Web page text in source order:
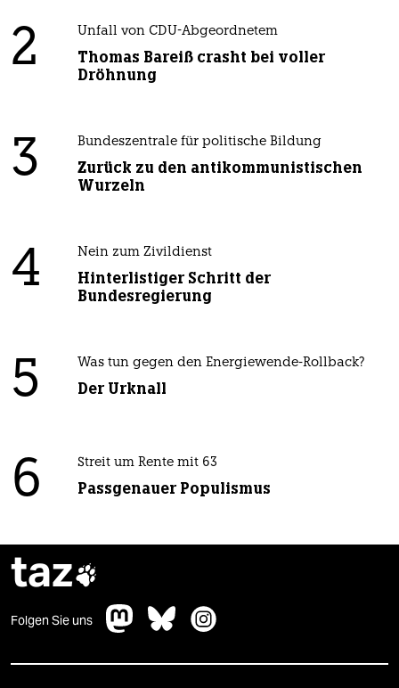
2 Unfall von CDU-Abgeordnetem
Thomas Bareiß crasht bei voller
Dröhnung
3 Bundeszentrale für politische Bildung
Zurück zu den antikommunistischen
Wurzeln
4 Nein zum Zivildienst
Hinterlistiger Schritt der
Bundesregierung
5 Was tun gegen den Energiewende-Rollback?
Der Urknall
6 Streit um Rente mit 63
Passgenauer Populismus
taz
Folgen Sie uns